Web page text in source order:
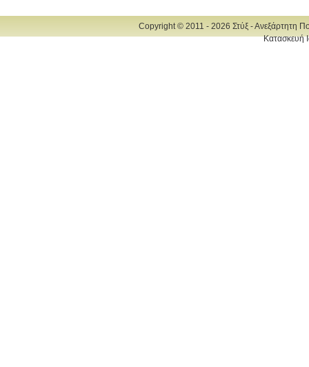
Copyright © 2011 - 2026 Στύξ - Ανεξάρτητη
Κατασκευή